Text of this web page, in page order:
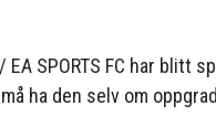
/ EA SPORTS FC har
ha den selv om